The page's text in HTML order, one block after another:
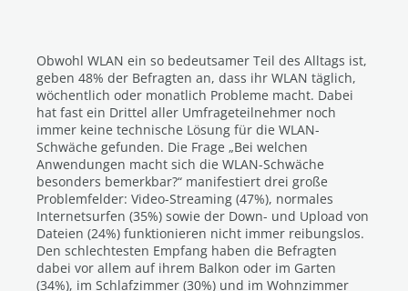
Obwohl WLAN ein so bedeutsamer Teil des Alltags ist,
geben 48% der Befragten an, dass ihr WLAN täglich,
wöchentlich oder monatlich Probleme macht. Dabei
hat fast ein Drittel aller Umfrageteilnehmer noch
immer keine technische Lösung für die WLAN-
Schwäche gefunden. Die Frage „Bei welchen
Anwendungen macht sich die WLAN-Schwäche
besonders bemerkbar?“ manifestiert drei große
Problemfelder: Video-Streaming (47%), normales
Internetsurfen (35%) sowie der Down- und Upload von
Dateien (24%) funktionieren nicht immer reibungslos.
Den schlechtesten Empfang haben die Befragten
dabei vor allem auf ihrem Balkon oder im Garten
(34%), im Schlafzimmer (30%) und im Wohnzimmer